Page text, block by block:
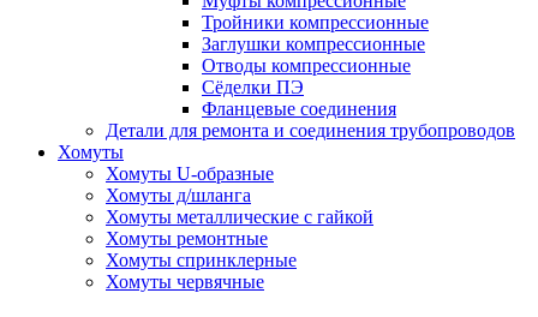
Тройники компрессионные
Заглушки компрессионные
Отводы компрессионные
Сёделки ПЭ
Фланцевые соединения
Детали для ремонта и соединения трубопроводов
Хомуты
Хомуты U-образные
Хомуты д/шланга
Хомуты металлические с гайкой
Хомуты ремонтные
Хомуты спринклерные
Хомуты червячные